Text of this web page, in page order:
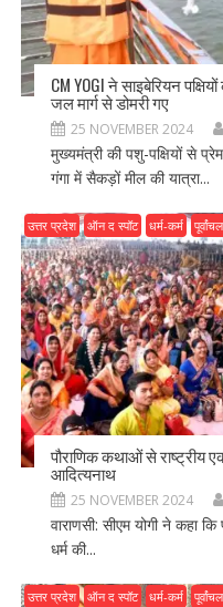
CM YOGI ने साइबेरियन
जल मार्ग से डोमरी गए
25 NOVEMBER 2024
मुख्यमंत्री की पशु-पक्षियों से
गंगा में सैकड़ों मील की यात्रा...
उत्तर प्रदेश ऑन द स्पॉट धर्म-कर्म पूर्वांचल
पौराणिक कथाओं से राष्ट्रीय
आदित्यनाथ
25 NOVEMBER 2024
वाराणसी: सीएम योगी ने कहा
धर्म की...
उत्तर प्रदेश ऑन द स्पॉट धर्म-कर्म पूर्वांचल